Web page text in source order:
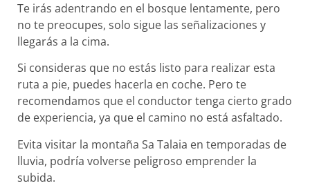
Te irás adentrando en el bosque lentamente, pero
no te preocupes, solo sigue las señalizaciones y
llegarás a la cima.
Si consideras que no estás listo para realizar esta
ruta a pie, puedes hacerla en coche. Pero te
recomendamos que el conductor tenga cierto grado
de experiencia, ya que el camino no está asfaltado.
Evita visitar la montaña Sa Talaia en temporadas de
lluvia, podría volverse peligroso emprender la
subida.